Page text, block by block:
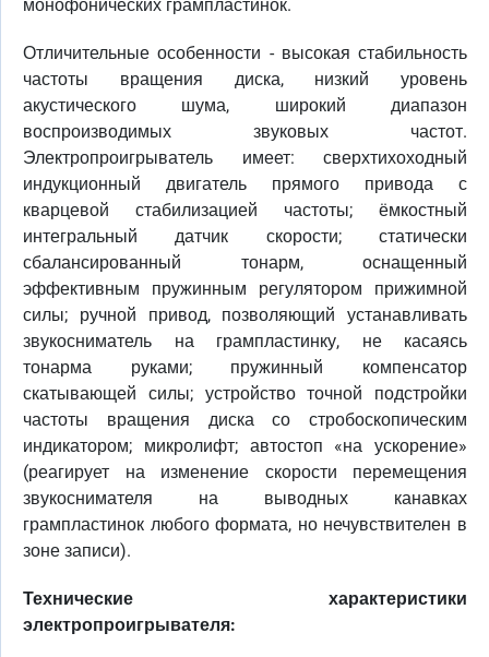
монофонических грампластинок.
Отличительные особенности - высокая стабильность
частоты вращения диска, низкий уровень
акустического шума, широкий диапазон
воспроизводимых звуковых частот.
Электропроигрыватель имеет: сверхтихоходный
индукционный двигатель прямого привода с
кварцевой стабилизацией частоты; ёмкостный
интегральный датчик скорости; статически
сбалансированный тонарм, оснащенный
эффективным пружинным регулятором прижимной
силы; ручной привод, позволяющий устанавливать
звукосниматель на грампластинку, не касаясь
тонарма руками; пружинный компенсатор
скатывающей силы; устройство точной подстройки
частоты вращения диска со стробоскопическим
индикатором; микролифт; автостоп «на ускорение»
(реагирует на изменение скорости перемещения
звукоснимателя на выводных канавках
грампластинок любого формата, но нечувствителен в
зоне записи).
Технические характеристики
электропроигрывателя: